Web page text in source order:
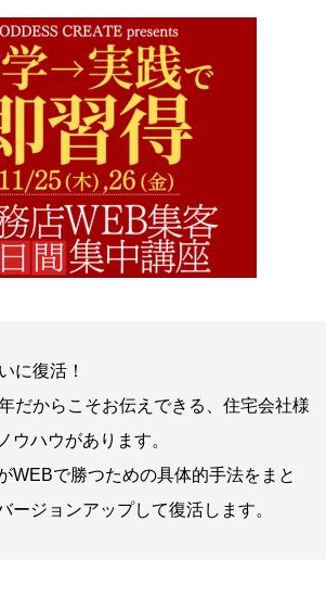
に復活！
だからこそお伝えできる、住宅会社様
ウハウがあります。
WEBで勝つための具体的手法をまと
ージョンアップして復活します。